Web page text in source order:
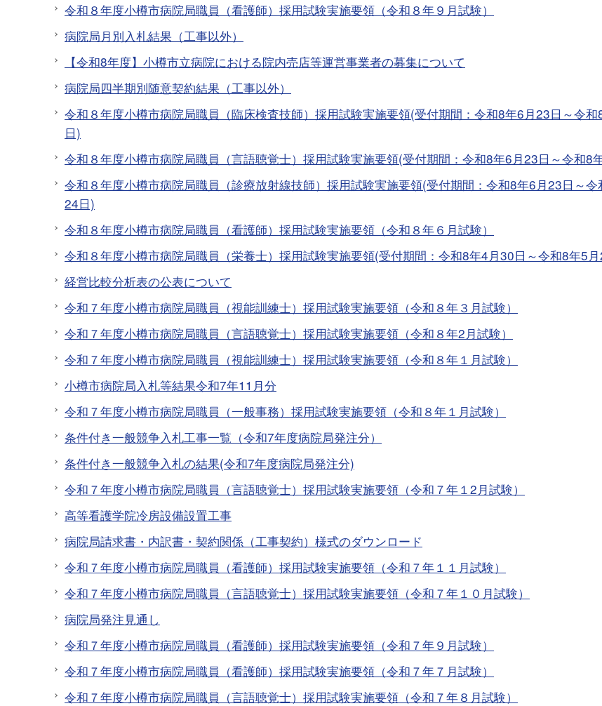
令和８年度小樽市病院局職員（看護師）採用試験実施要領（令和８年９月試験）
病院局月別入札結果（工事以外）
【令和8年度】小樽市立病院における院内売店等運営事業者の募集について
病院局四半期別随意契約結果（工事以外）
令和８年度小樽市病院局職員（臨床検査技師）採用試験実施要領(受付期間：令和8年6月23日～令
日)
令和８年度小樽市病院局職員（言語聴覚士）採用試験実施要領(受付期間：令和8年6月23日～令和8
令和８年度小樽市病院局職員（診療放射線技師）採用試験実施要領(受付期間：令和8年6月23日～令
24日)
令和８年度小樽市病院局職員（看護師）採用試験実施要領（令和８年６月試験）
令和８年度小樽市病院局職員（栄養士）採用試験実施要領(受付期間：令和8年4月30日～令和8年5
経営比較分析表の公表について
令和７年度小樽市病院局職員（視能訓練士）採用試験実施要領（令和８年３月試験）
令和７年度小樽市病院局職員（言語聴覚士）採用試験実施要領（令和８年2月試験）
令和７年度小樽市病院局職員（視能訓練士）採用試験実施要領（令和８年１月試験）
小樽市病院局入札等結果令和7年11月分
令和７年度小樽市病院局職員（一般事務）採用試験実施要領（令和８年１月試験）
条件付き一般競争入札工事一覧（令和7年度病院局発注分）
条件付き一般競争入札の結果(令和7年度病院局発注分)
令和７年度小樽市病院局職員（言語聴覚士）採用試験実施要領（令和７年１2月試験）
高等看護学院冷房設備設置工事
病院局請求書・内訳書・契約関係（工事契約）様式のダウンロード
令和７年度小樽市病院局職員（看護師）採用試験実施要領（令和７年１１月試験）
令和７年度小樽市病院局職員（言語聴覚士）採用試験実施要領（令和７年１０月試験）
病院局発注見通し
令和７年度小樽市病院局職員（看護師）採用試験実施要領（令和７年９月試験）
令和７年度小樽市病院局職員（看護師）採用試験実施要領（令和７年７月試験）
令和７年度小樽市病院局職員（言語聴覚士）採用試験実施要領（令和７年８月試験）